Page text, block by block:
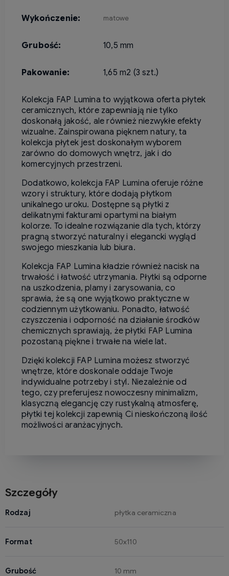
Wykończenie: matowe
Grubość: 10,5 mm
Pakowanie: 1,65 m2 (3 szt.)
Kolekcja FAP Lumina to wyjątkowa oferta płytek
ceramicznych, które zapewniają nie tylko
doskonałą jakość, ale również niezwykłe efekty
wizualne. Zainspirowana pięknem natury, ta
kolekcja płytek jest doskonałym wyborem
zarówno do domowych wnętrz, jak i do
komercyjnych przestrzeni.
Dodatkowo, kolekcja FAP Lumina oferuje różne
wzory i struktury, które dodają płytkom
unikalnego uroku. Dostępne są płytki z
delikatnymi fakturami opartymi na białym
kolorze. To idealne rozwiązanie dla tych, którzy
pragną stworzyć naturalny i elegancki wygląd
swojego mieszkania lub biura.
Kolekcja FAP Lumina kładzie również nacisk na
trwałość i łatwość utrzymania. Płytki są odporne
na uszkodzenia, plamy i zarysowania, co
sprawia, że są one wyjątkowo praktyczne w
codziennym użytkowaniu. Ponadto, łatwość
czyszczenia i odporność na działanie środków
chemicznych sprawiają, że płytki FAP Lumina
pozostaną piękne i trwałe na wiele lat.
Dzięki kolekcji FAP Lumina możesz stworzyć
wnętrze, które doskonale oddaje Twoje
indywidualne potrzeby i styl. Niezależnie od
tego, czy preferujesz nowoczesny minimalizm,
klasyczną elegancję czy rustykalną atmosferę,
płytki tej kolekcji zapewnią Ci nieskończoną ilość
możliwości aranżacyjnych.
Szczegóły
Rodzaj płytka ceramiczna
Format 50x110
Grubość 10 mm